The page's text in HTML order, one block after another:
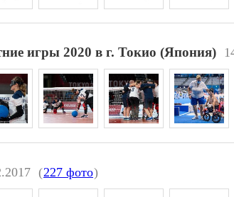
игры 2020 в г. Токио (Япония)
(227 фото)